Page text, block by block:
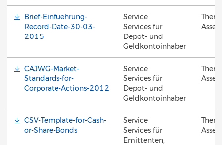
Brief-Einfuehrung-
Record-Date-30-03-
2015
Service
Services für
Depot- und
Geldkontoinhaber
Asset
CAJWG-Market-
Standards-for-
Corporate-Actions-2012
Service
Services für
Depot- und
Geldkontoinhaber
Asset
CSV-Template-for-Cash-
or-Share-Bonds
Service
Services für
Emittenten,
Asset